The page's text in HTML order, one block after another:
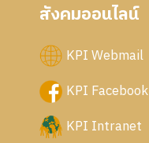
สังคมออนไลน์
KPI Webmail
KPI Facebook
KPI Intranet